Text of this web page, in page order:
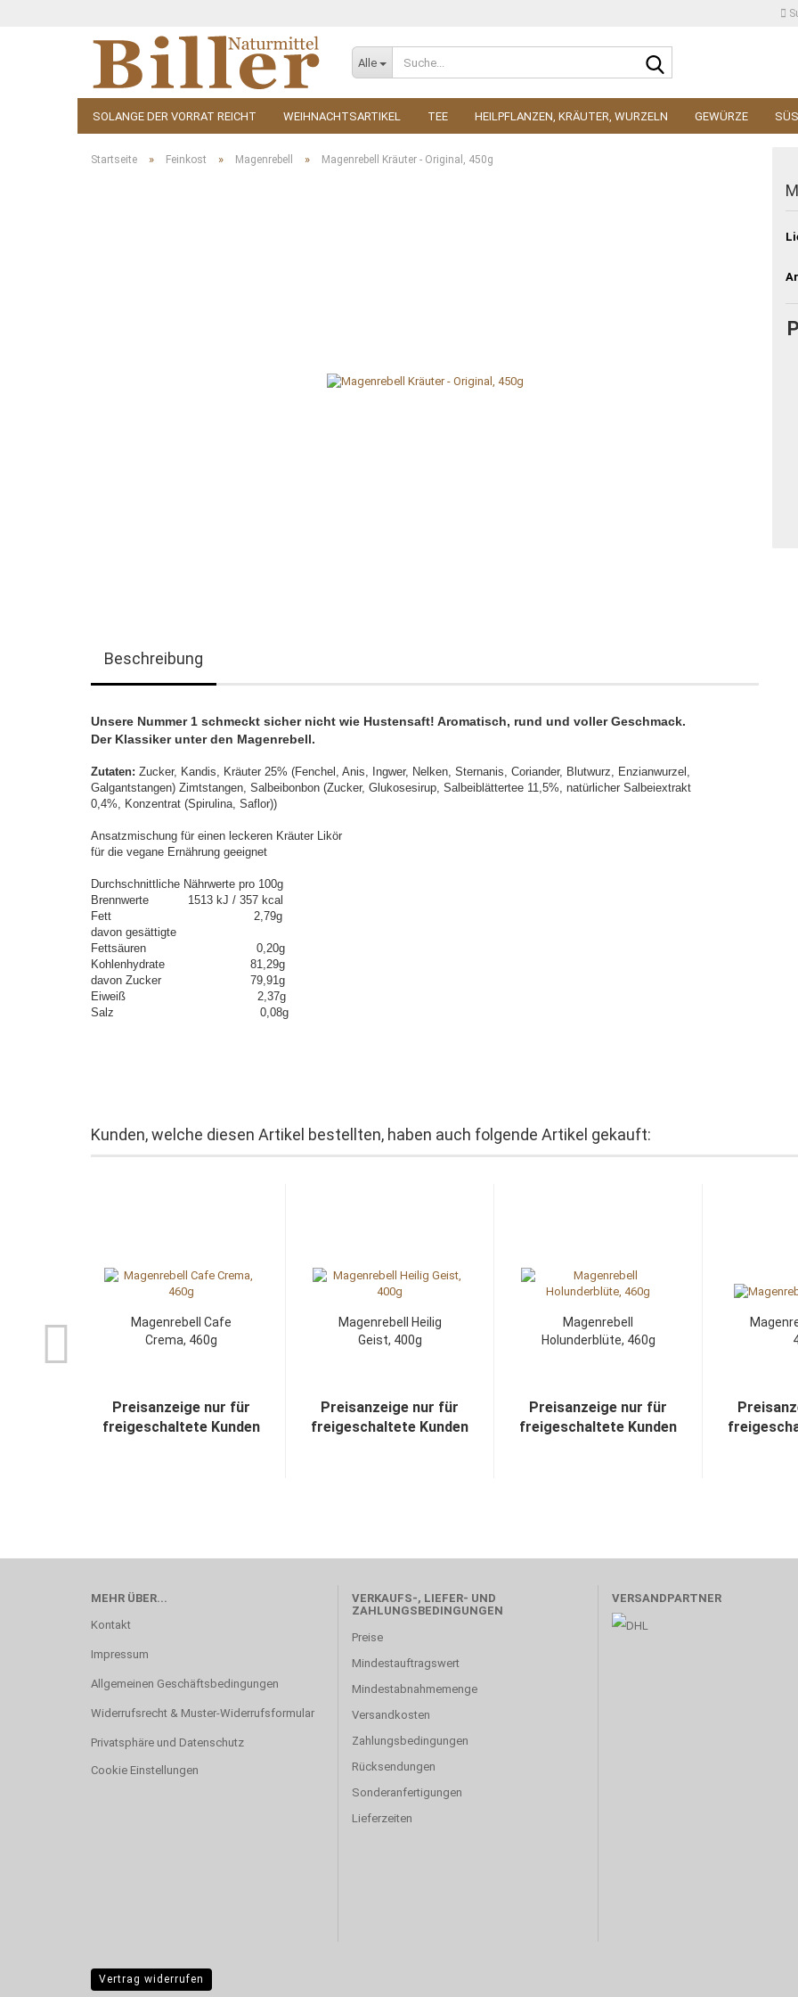
Alle
SOLANGE DER VORRAT REICHT WEIHNACHTSARTIKEL TEE HEILPFLANZEN, KRÄUTER, WURZELN GEWÜRZE
KOSMETIK ZUBEHÖR
Startseite » Feinkost » Magenrebell » Magenrebell Kräuter - Original, 450g
Beschreibung
Unsere Nummer 1 schmeckt sicher nicht wie Hustensaft! Aromatisch, rund und voller Geschmack.
Der Klassiker unter den Magenrebell.
Zutaten: Zucker, Kandis, Kräuter 25% (Fenchel, Anis, Ingwer, Nelken, Sternanis, Coriander, Blutwurz, Enzianwurzel,
Galgantstangen) Zimtstangen, Salbeibonbon (Zucker, Glukosesirup, Salbeiblättertee 11,5%, natürlicher Salbeiextrakt
0,4%, Konzentrat (Spirulina, Saflor))
Ansatzmischung für einen leckeren Kräuter Likör
für die vegane Ernährung geeignet
Durchschnittliche Nährwerte pro 100g
Brennwerte 1513 kJ / 357 kcal
Fett 2,79g
davon gesättigte
Fettsäuren 0,20g
Kohlenhydrate 81,29g
davon Zucker 79,91g
Eiweiß 2,37g
Salz 0,08g
Kunden, welche diesen Artikel bestellten, haben auch folgende Artikel gekauft:
Magenrebell Cafe
Crema, 460g
Preisanzeige nur für
freigeschaltete Kunden
Magenrebell Heilig
Geist, 400g
Preisanzeige nur für
freigeschaltete Kunden
Magenrebell
Holunderblüte, 460g
Preisanzeige nur für
freigeschaltete Kunden
MEHR ÜBER...
Kontakt
Impressum
Allgemeinen Geschäftsbedingungen
Widerrufsrecht & Muster-Widerrufsformular
Privatsphäre und Datenschutz
Cookie Einstellungen
VERKAUFS-, LIEFER- UND
ZAHLUNGSBEDINGUNGEN
Preise
Mindestauftragswert
Mindestabnahmemenge
Versandkosten
Zahlungsbedingungen
Rücksendungen
Sonderanfertigungen
Lieferzeiten
VERSANDPARTNER
Vertrag widerrufen